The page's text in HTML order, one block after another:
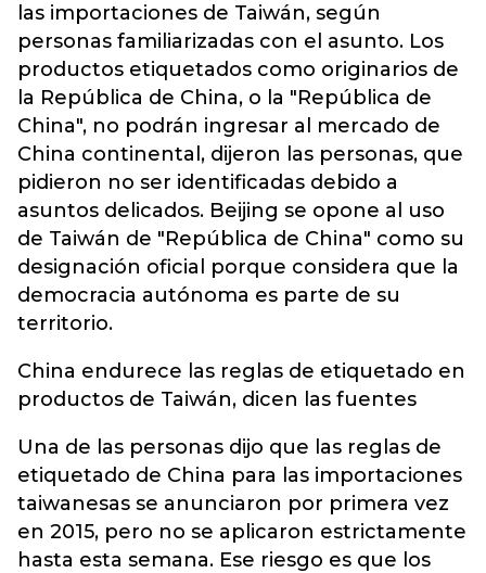
las importaciones de Taiwán, según
personas familiarizadas con el asunto. Los
productos etiquetados como originarios de
la República de China, o la "República de
China", no podrán ingresar al mercado de
China continental, dijeron las personas, que
pidieron no ser identificadas debido a
asuntos delicados. Beijing se opone al uso
de Taiwán de "República de China" como su
designación oficial porque considera que la
democracia autónoma es parte de su
territorio.
China endurece las reglas de etiquetado en
productos de Taiwán, dicen las fuentes
Una de las personas dijo que las reglas de
etiquetado de China para las importaciones
taiwanesas se anunciaron por primera vez
en 2015, pero no se aplicaron estrictamente
hasta esta semana. Ese riesgo es que los